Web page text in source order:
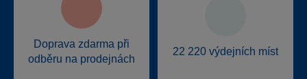
Doprava zdarma při
odběru na prodejnách
22 220 výdejních míst